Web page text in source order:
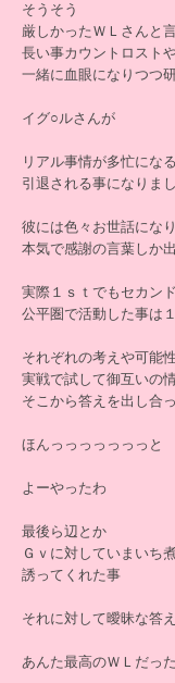
そうそう
厳しかったＷＬさんと
長い事カウントロスト
一緒に血眼になりつつ
イグ○ルさんが
リアル事情が多忙にな
引退される事になりま
彼には色々お世話にな
本気で感謝の言葉しか
実際１ｓｔでもセカン
公平圏で活動した事は
それぞれの考えや可能
実戦で試して御互いの
そこから答えを出し合
ほんっっっっっっっと
よーやったわ
最後ら辺とか
Ｇｖに対していまいち
誘ってくれた事
それに対して曖昧な答
あんた最高のＷＬだっ